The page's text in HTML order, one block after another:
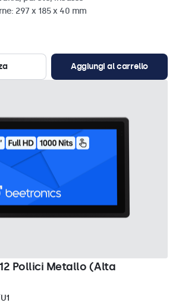
297 x 185 x 40 mm
Aggiungi al carrello
Pollici Metallo (Alta